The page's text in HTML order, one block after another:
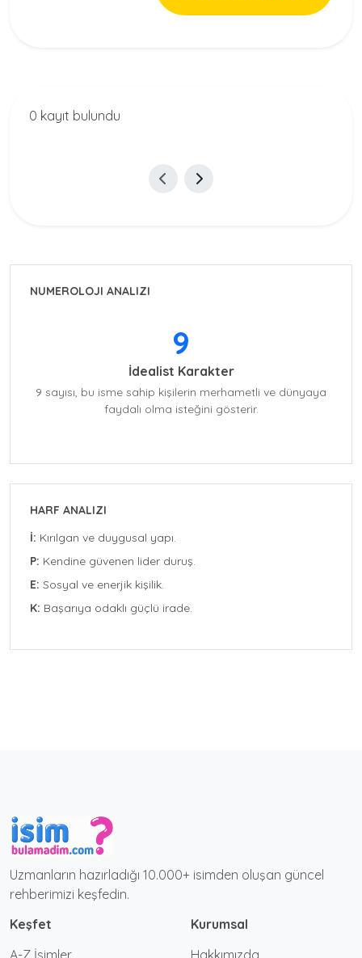
0 kayıt bulundu
NUMEROLOJI ANALIZI
9
İdealist Karakter
9 sayısı, bu isme sahip kişilerin merhametli ve dünyaya
faydalı olma isteğini gösterir.
HARF ANALIZI
İ: Kırılgan ve duygusal yapı.
P: Kendine güvenen lider duruş.
E: Sosyal ve enerjik kişilik.
K: Başarıya odaklı güçlü irade.
Uzmanların hazırladığı 10.000+ isimden oluşan güncel
rehberimizi keşfedin.
Keşfet
A-Z İsimler
Kurumsal
Hakkımızda